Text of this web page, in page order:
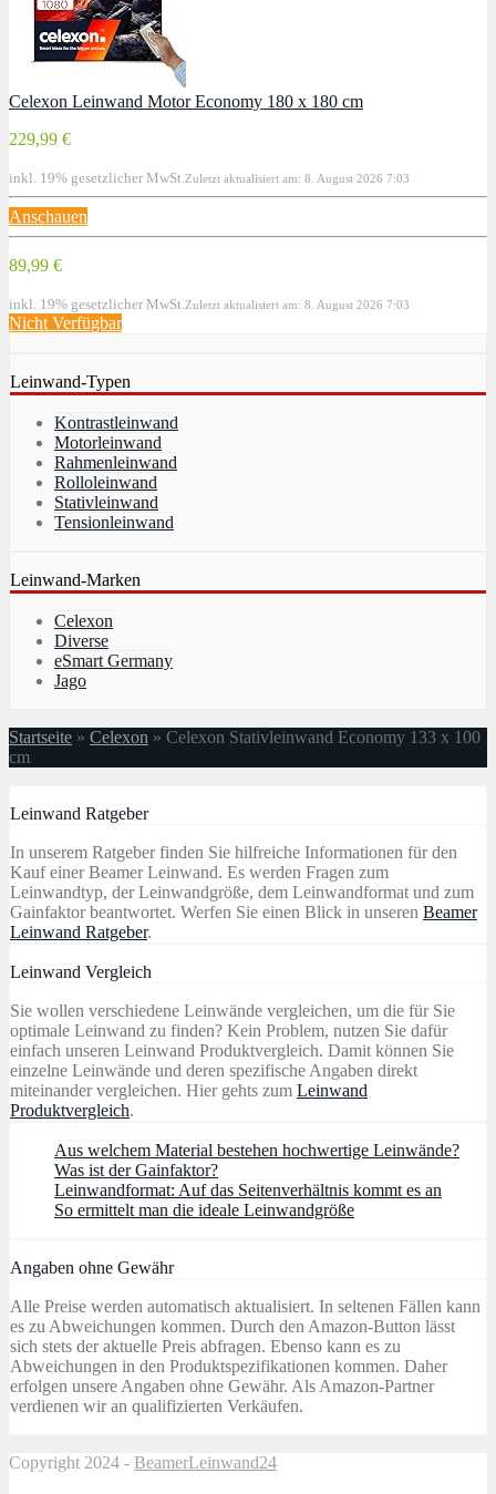
Celexon Leinwand Motor Economy 180 x 180 cm
229,99 €
inkl. 19% gesetzlicher MwSt. Zuletzt aktualisiert am: 8. August 2026 7:03
Anschauen
89,99 €
inkl. 19% gesetzlicher MwSt. Zuletzt aktualisiert am: 8. August 2026 7:03
Nicht Verfügbar
Leinwand-Typen
Kontrastleinwand
Motorleinwand
Rahmenleinwand
Rolloleinwand
Stativleinwand
Tensionleinwand
Leinwand-Marken
Celexon
Diverse
eSmart Germany
Jago
Startseite » Celexon » Celexon Stativleinwand Economy 133 x 100
cm
Leinwand Ratgeber
In unserem Ratgeber finden Sie hilfreiche Informationen für den
Kauf einer Beamer Leinwand. Es werden Fragen zum
Leinwandtyp, der Leinwandgröße, dem Leinwandformat und zum
Gainfaktor beantwortet. Werfen Sie einen Blick in unseren Beamer
Leinwand Ratgeber.
Leinwand Vergleich
Sie wollen verschiedene Leinwände vergleichen, um die für Sie
optimale Leinwand zu finden? Kein Problem, nutzen Sie dafür
einfach unseren Leinwand Produktvergleich. Damit können Sie
einzelne Leinwände und deren spezifische Angaben direkt
miteinander vergleichen. Hier gehts zum Leinwand
Produktvergleich.
Aus welchem Material bestehen hochwertige Leinwände?
Was ist der Gainfaktor?
Leinwandformat: Auf das Seitenverhältnis kommt es an
So ermittelt man die ideale Leinwandgröße
Angaben ohne Gewähr
Alle Preise werden automatisch aktualisiert. In seltenen Fällen kann
es zu Abweichungen kommen. Durch den Amazon-Button lässt
sich stets der aktuelle Preis abfragen. Ebenso kann es zu
Abweichungen in den Produktspezifikationen kommen. Daher
erfolgen unsere Angaben ohne Gewähr. Als Amazon-Partner
verdienen wir an qualifizierten Verkäufen.
Copyright 2024 - BeamerLeinwand24